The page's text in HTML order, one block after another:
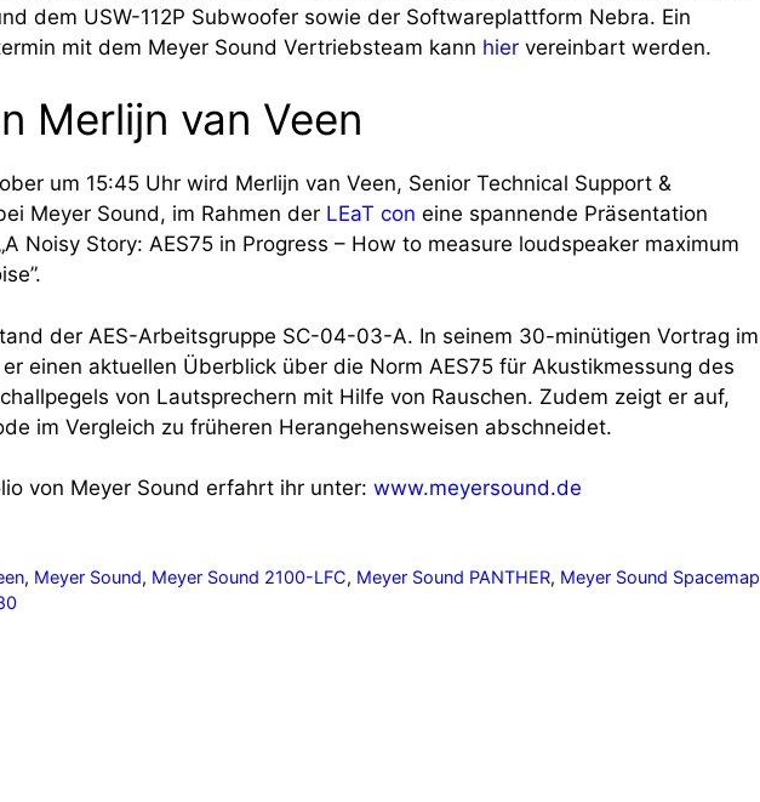
dem USW-112P Subwoofer sowie der Softwareplattform Nebra. Ein
mit dem Meyer Sound Vertriebsteam kann hier vereinbart werden.
Merlijn van Veen
um 15:45 Uhr wird Merlijn van Veen, Senior Technical Support &
Meyer Sound, im Rahmen der LEaT con eine spannende Präsentation
Noisy Story: AES75 in Progress – How to measure loudspeaker maximum
der AES-Arbeitsgruppe SC-04-03-A. In seinem 30-minütigen Vortrag im
einen aktuellen Überblick über die Norm AES75 für Akustikmessung des
von Lautsprechern mit Hilfe von Rauschen. Zudem zeigt er auf,
im Vergleich zu früheren Herangehensweisen abschneidet.
von Meyer Sound erfahrt ihr unter: www.meyersound.de
, Meyer Sound, Meyer Sound 2100-LFC, Meyer Sound PANTHER, Meyer Sound Spacemap